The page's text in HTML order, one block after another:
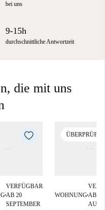
bei uns
9-15h
durchschnittliche Antwortzeit
die mit uns
■
VERFÜGBAR
AB 20
SEPTEMBER
ÜBERPRÜFT
WOHNUNG■AB 16